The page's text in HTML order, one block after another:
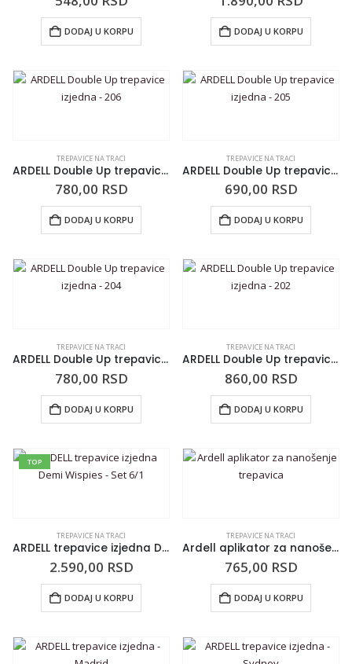
DODAJ U KORPU DODAJ U KORPU
TREPAVICE NA TRACI
ARDELL Double Up trepavice izjedna – 206
780,00 RSD
DODAJ U KORPU
TREPAVICE NA TRACI
ARDELL Double Up trepavice izjedna – 205
690,00 RSD
DODAJ U KORPU
TREPAVICE NA TRACI
ARDELL Double Up trepavice izjedna – 204
780,00 RSD
DODAJ U KORPU
TREPAVICE NA TRACI
ARDELL Double Up trepavice izjedna – 202
860,00 RSD
DODAJ U KORPU
TOP
TREPAVICE NA TRACI
ARDELL trepavice izjedna Demi Wispies – Set 6/1
2.590,00 RSD
DODAJ U KORPU
TREPAVICE NA TRACI
Ardell aplikator za nanošenje trepavica
765,00 RSD
DODAJ U KORPU